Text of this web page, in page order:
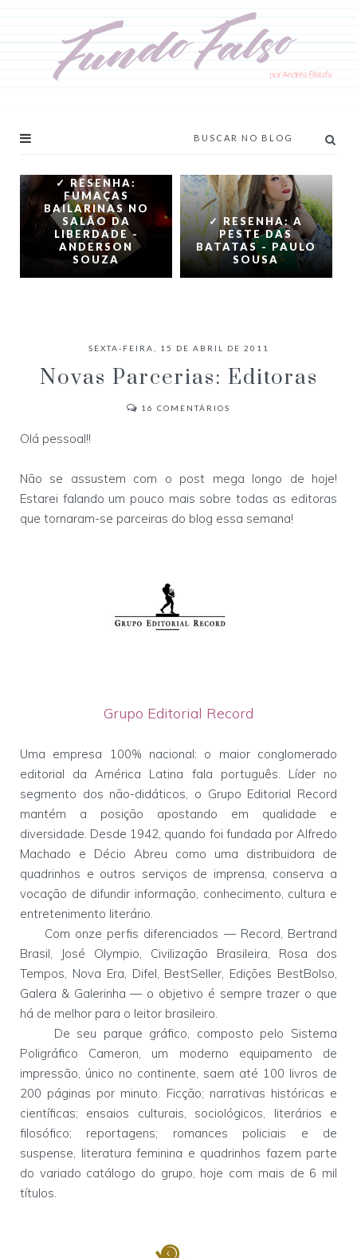
✓ RESENHA:
FUMAÇAS
BAILARINAS NO
SALÃO DA
LIBERDADE -
ANDERSON
SOUZA
✓ RESENHA: A
PESTE DAS
BATATAS - PAULO
SOUSA
SEXTA-FEIRA, 15 DE ABRIL DE 2011
Novas Parcerias: Editoras
16 COMENTÁRIOS
Olá pessoal!!
Não se assustem com o post mega longo de hoje!
Estarei falando um pouco mais sobre todas as editoras
que tornaram-se parceiras do blog essa semana!
Grupo Editorial Record
Uma empresa 100% nacional: o maior conglomerado
editorial da América Latina fala português. Líder no
segmento dos não-didáticos, o Grupo Editorial Record
mantém a posição apostando em qualidade e
diversidade. Desde 1942, quando foi fundada por Alfredo
Machado e Décio Abreu como uma distribuidora de
quadrinhos e outros serviços de imprensa, conserva a
vocação de difundir informação, conhecimento, cultura e
entretenimento literário.
Com onze perfis diferenciados — Record, Bertrand
Brasil, José Olympio, Civilização Brasileira, Rosa dos
Tempos, Nova Era, Difel, BestSeller, Edições BestBolso,
Galera & Galerinha — o objetivo é sempre trazer o que
há de melhor para o leitor brasileiro.
De seu parque gráfico, composto pelo Sistema
Poligráfico Cameron, um moderno equipamento de
impressão, único no continente, saem até 100 livros de
200 páginas por minuto. Ficção; narrativas históricas e
científicas; ensaios culturais, sociológicos, literários e
filosófico; reportagens; romances policiais e de
suspense, literatura feminina e quadrinhos fazem parte
do variado catálogo do grupo, hoje com mais de 6 mil
títulos.